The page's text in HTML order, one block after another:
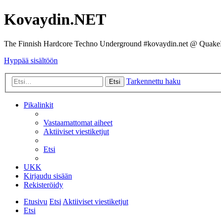
Kovaydin.NET
The Finnish Hardcore Techno Underground #kovaydin.net @
Hyppää sisältöön
Etsi Tarkennettu haku
Pikalinkit
Vastaamattomat aiheet
Aktiiviset viestiketjut
Etsi
UKK
Kirjaudu sisään
Rekisteröidy
Etusivu EtsiAktiiviset viestiketjut
Etsi